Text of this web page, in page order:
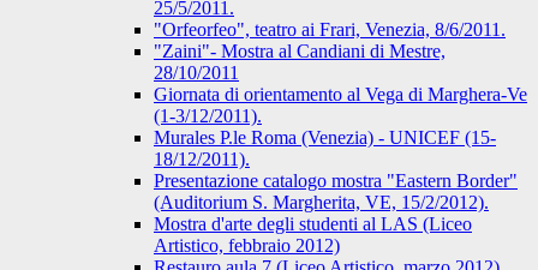
25/5/2011.
"Orfeorfeo", teatro ai Frari, Venezia, 8/6/2011.
"Zaini"- Mostra al Candiani di Mestre,
28/10/2011
Giornata di orientamento al Vega di Marghera-Ve
(1-3/12/2011).
Murales P.le Roma (Venezia) - UNICEF (15-
18/12/2011).
Presentazione catalogo mostra "Eastern Border"
(Auditorium S. Margherita, VE, 15/2/2012).
Mostra d'arte degli studenti al LAS (Liceo
Artistico, febbraio 2012)